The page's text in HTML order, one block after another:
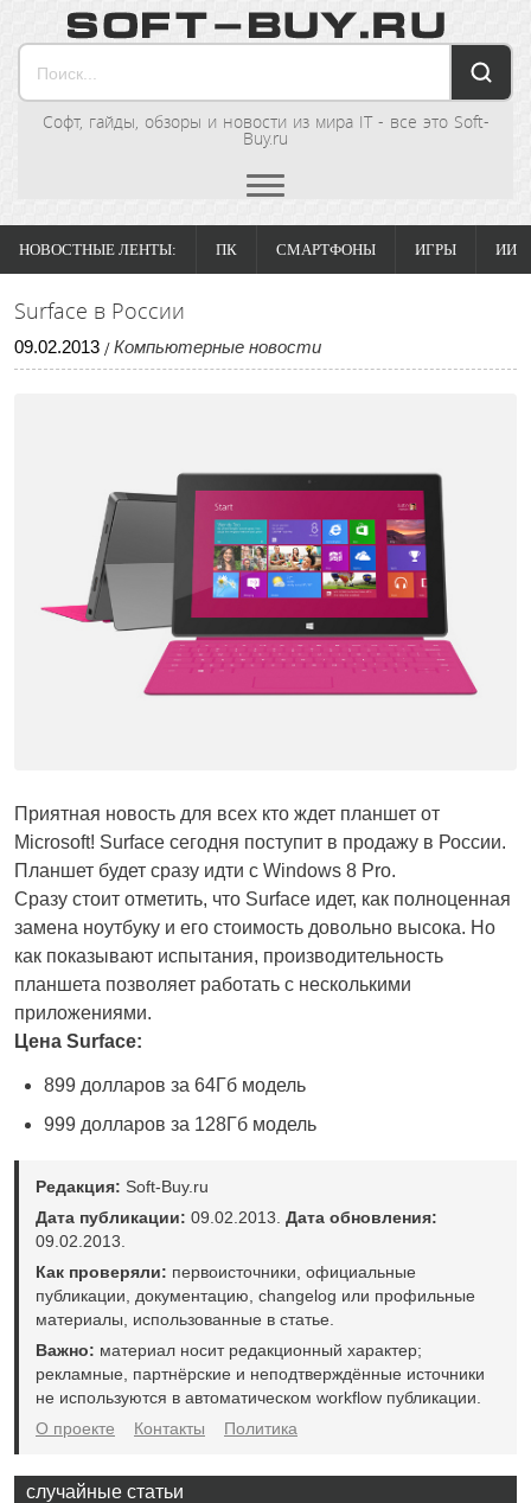
Софт, гайды, обзоры и новости из мира IT - все это Soft-
Buy.ru
НОВОСТНЫЕ ЛЕНТЫ: ПК СМАРТФОНЫ ИГРЫ ИИ
Surface в России
09.02.2013 / Компьютерные новости
Приятная новость для всех кто ждет планшет от
Microsoft! Surface сегодня поступит в продажу в России.
Планшет будет сразу идти с Windows 8 Pro.
Сразу стоит отметить, что Surface идет, как полноценная
замена ноутбуку и его стоимость довольно высока. Но
как показывают испытания, производительность
планшета позволяет работать с несколькими
приложениями.
Цена Surface:
899 долларов за 64Гб модель
999 долларов за 128Гб модель
Редакция: Soft-Buy.ru
Дата публикации: 09.02.2013. Дата обновления:
09.02.2013.
Как проверяли: первоисточники, официальные
публикации, документацию, changelog или профильные
материалы, использованные в статье.
Важно: материал носит редакционный характер;
рекламные, партнёрские и неподтверждённые источники
не используются в автоматическом workflow публикации.
О проекте
Контакты Политика
случайные статьи